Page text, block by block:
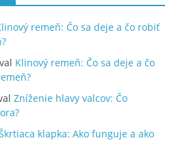
remeň: Čo sa deje a čo robiť
Klinový remeň: Čo sa deje a čo
Zníženie hlavy valcov: Čo
klapka: Ako funguje a ako